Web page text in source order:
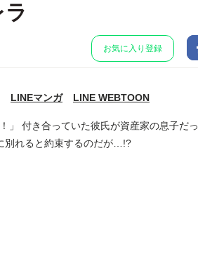
お気に入り登録
LINEマンガ LINE WEBTOON
」 付き合っていた彼氏が資産家の息子だ
別れると約束するのだが…!?